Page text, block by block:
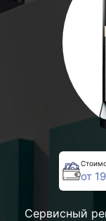
от
Сервисный